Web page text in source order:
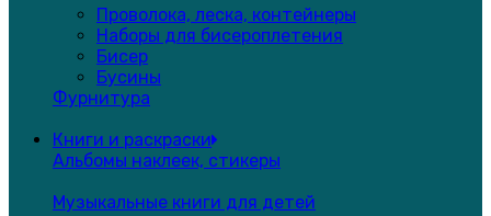
Проволока, леска, контейнеры
Наборы для бисероплетения
Бисер
Бусины
Фурнитура
Книги и раскраски
Альбомы наклеек, стикеры
Музыкальные книги для детей